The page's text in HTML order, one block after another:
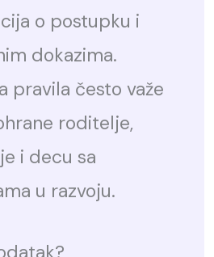
o postupku i
dokazima.
pravila često važe
roditelje,
i decu sa
u razvoju.